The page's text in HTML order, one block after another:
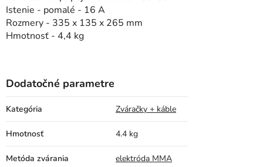
Istenie - pomalé - 16 A
Rozmery - 335 x 135 x 265 mm
Hmotnosť - 4,4 kg
Dodatočné parametre
Kategória Zváračky + káble
Hmotnosť 4.4 kg
Metóda zvárania elektróda MMA